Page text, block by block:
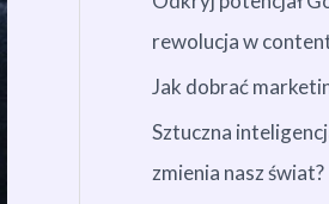
rewolucja w
Jak dobrać
Sztuczna
zmienia nasz świat?